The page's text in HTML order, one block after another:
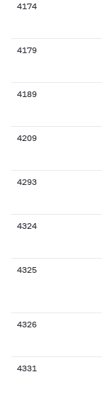
4174
4179
4189
4209
4293
4324
4325
4326
4331